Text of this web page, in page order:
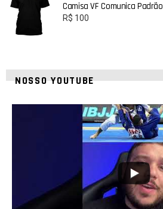
Camisa VF Comunica Padrão
R$ 100
NOSSO YOUTUBE